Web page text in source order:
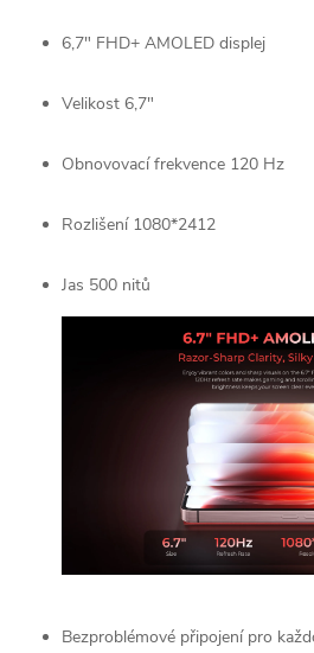
6,7" FHD+ AMOLED displej
Velikost 6,7"
Obnovovací frekvence 120 Hz
Rozlišení 1080*2412
Jas 500 nitů
Bezproblémové připojení pro